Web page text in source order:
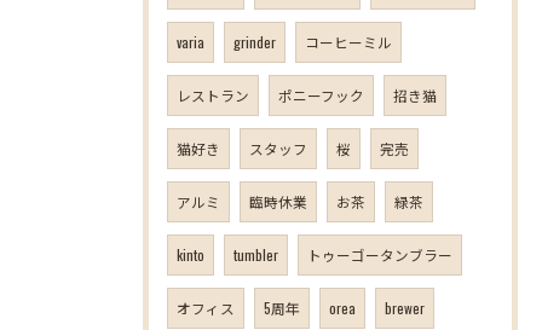
varia grinder コーヒーミル
レストラン ポニーフック 招き猫
猫好き スタッフ 桜 完売
アルミ 臨時休業 お茶 緑茶
kinto tumbler トゥーゴータンブラー
オフィス 5周年 orea brewer